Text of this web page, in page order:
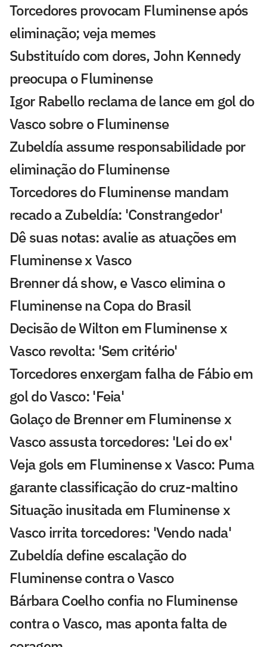
Torcedores provocam Fluminense após
eliminação; veja memes
Substituído com dores, John Kennedy
preocupa o Fluminense
Igor Rabello reclama de lance em gol do
Vasco sobre o Fluminense
Zubeldía assume responsabilidade por
eliminação do Fluminense
Torcedores do Fluminense mandam
recado a Zubeldía: 'Constrangedor'
Dê suas notas: avalie as atuações em
Fluminense x Vasco
Brenner dá show, e Vasco elimina o
Fluminense na Copa do Brasil
Decisão de Wilton em Fluminense x
Vasco revolta: 'Sem critério'
Torcedores enxergam falha de Fábio em
gol do Vasco: 'Feia'
Golaço de Brenner em Fluminense x
Vasco assusta torcedores: 'Lei do ex'
Veja gols em Fluminense x Vasco: Puma
garante classificação do cruz-maltino
Situação inusitada em Fluminense x
Vasco irrita torcedores: 'Vendo nada'
Zubeldía define escalação do
Fluminense contra o Vasco
Bárbara Coelho confia no Fluminense
contra o Vasco, mas aponta falta de